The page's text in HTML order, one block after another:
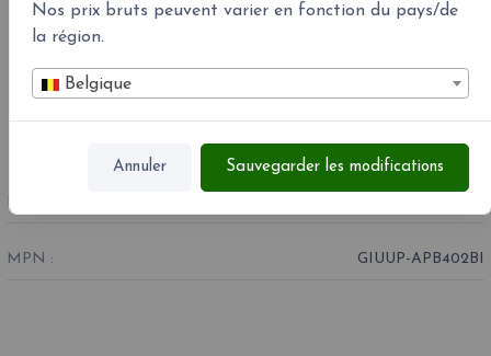
Nos prix bruts peuvent varier en fonction du pays/de
la région.
Belgique
Annuler Sauvegarder les modifications
MPN : GIUUP-APB402BI